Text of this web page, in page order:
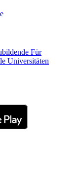
Für
Universitäten